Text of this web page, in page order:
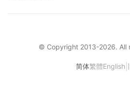
© Copyright 2013-2026. All
简体繁體English